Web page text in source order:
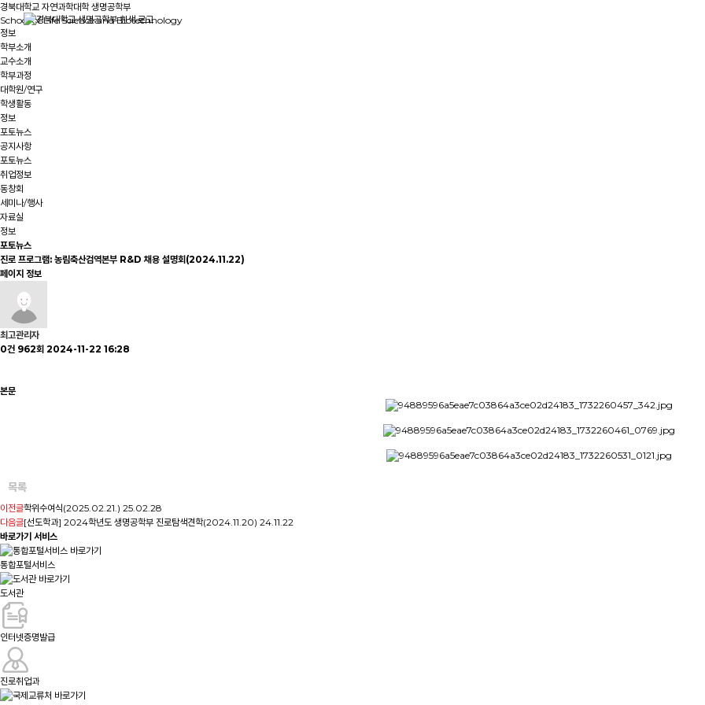
경북대학교 자연과학대학 생명공학부
School of Life Science and Biotechnology
정보
학부소개
교수소개
학부과정
대학원/연구
학생활동
정보
포토뉴스
공지사항
포토뉴스
취업정보
동창회
세미나/행사
자료실
정보
포토뉴스
진로 프로그램: 농림축산검역본부 R&D 채용 설명회(2024.11.22)
페이지 정보
최고관리자
0건 962회 2024-11-22 16:28
본문
목록
이전글학위수여식(2025.02.21.) 25.02.28
다음글[선도학과] 2024학년도 생명공학부 진로탐색견학(2024.11.20) 24.11.22
바로가기 서비스
통합포털서비스
도서관
인터넷증명발급
진로취업과